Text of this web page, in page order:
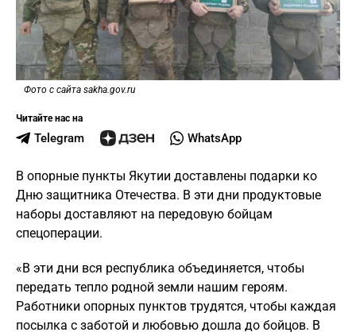
Фото с сайта sakha.gov.ru
Читайте нас на
Telegram WhatsApp
В опорные пункты Якутии доставлены подарки ко
Дню защитника Отечества. В эти дни продуктовые
наборы доставляют на передовую бойцам
спецоперации.
«В эти дни вся республика объединяется, чтобы
передать тепло родной земли нашим героям.
Работники опорных пунктов трудятся, чтобы каждая
посылка с заботой и любовью дошла до бойцов. В